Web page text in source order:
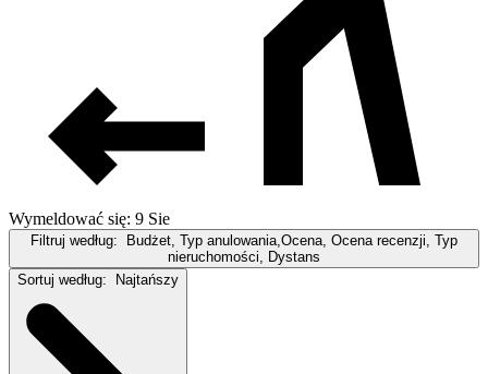
Wymeldować się: 9 Sie
Filtruj według: Budżet, Typ anulowania,Ocena, Ocena recenzji, Typ
nieruchomości, Dystans
Sortuj według: Najtańszy